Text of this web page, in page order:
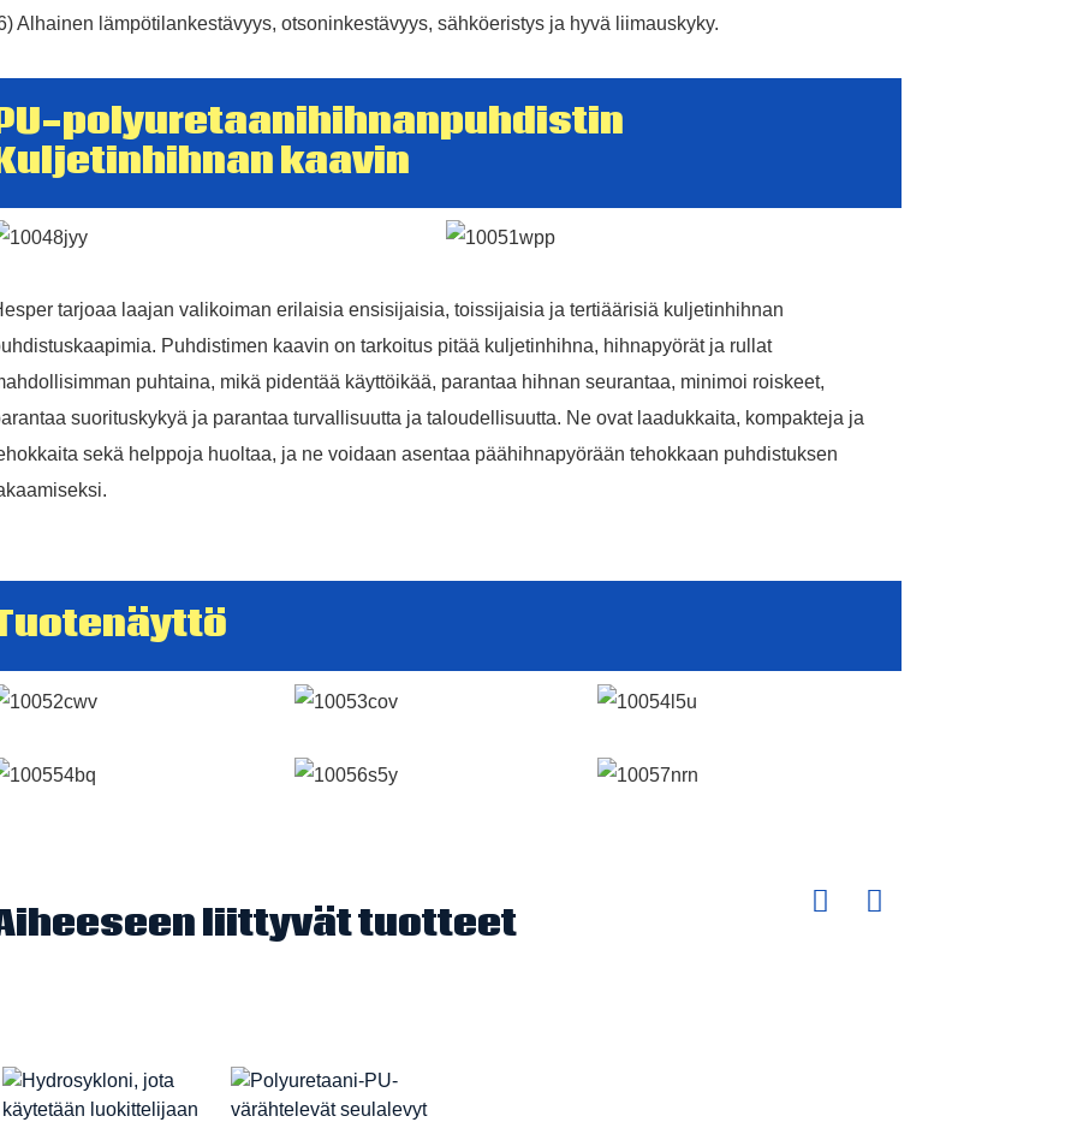
Alhainen lämpötilankestävyys, otsoninkestävyys, sähköeristys ja hyvä liimauskyky.
polyuretaanihihnanpuhdistin
kaavin
tarjoaa laajan valikoiman erilaisia ​​ensisijaisia, toissijaisia ​​ja tertiäärisiä kuljetinhihnan
Puhdistimen kaavin on tarkoitus pitää kuljetinhihna, hihnapyörät ja rullat
puhtaina, mikä pidentää käyttöikää, parantaa hihnan seurantaa, minimoi roiskeet,
suorituskykyä ja parantaa turvallisuutta ja taloudellisuutta. Ne ovat laadukkaita, kompakteja ja
sekä helppoja huoltaa, ja ne voidaan asentaa päähihnapyörään tehokkaan puhdistuksen
liittyvät tuotteet